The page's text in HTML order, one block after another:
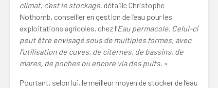
climat, c’est le stockage, détaille Christophe
Nothomb, conseiller en gestion de l’eau pour les
exploitations agricoles, chez l’Eau permacole. Celui-ci
peut être envisagé sous de multiples formes, avec
l’utilisation de cuves, de citernes, de bassins, de
mares, de poches ou encore via des puits. »
Pourtant, selon lui, le meilleur moyen de stocker de l’eau